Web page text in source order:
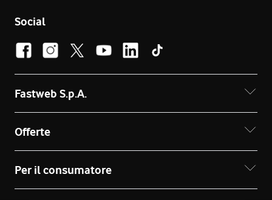
Social
Fastweb S.p.A.
Offerte
Per il consumatore